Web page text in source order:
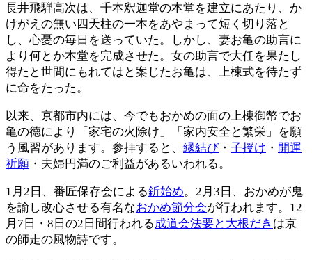
長井飛騨高次は、千本釈迦堂の本堂を建立にあたり、か
けがえの無い四天柱の一本をあやまって短く切り落と
し、心憂の毎日を送っていた。しかし、妻お亀の助言に
より何とか本堂を完成させた。女の助言で大任を果たし
得たと世間にもれてはと案じたお亀は、上棟式を待たず
に命をたった。
以来、京都市内には、今でもおかめの面の上棟御幣でお
亀の徳により「家宅の火除け」「家内安全と繁栄」を願
う風習があります。参拝すると、 縁結び ・ 子授け ・ 開運
祈願 ・夫婦円満のご利益があるいわれる。
1月2日、番匠保存会による釿始め。2月3日、おかめが鬼
を諭し改心させる有名なおかめ節分会が行われます。12
月7日・8日の2日間行われる成道会法要と大根だき は京
の師走の風物詩です。